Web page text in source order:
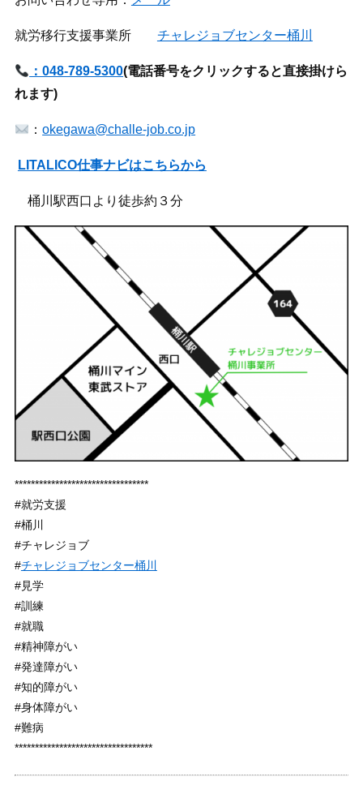
就労移行支援事業所 チャレジョブセンター桶川
：048-789-5300(電話番号をクリックすると直接掛けら
れます)
：okegawa@challe-job.co.jp
LITALICO仕事ナビはこちらから
桶川駅西口より徒歩約３分
*********************************
#就労支援
#桶川
#チャレジョブ
#チャレジョブセンター桶川
#見学
#訓練
#就職
#精神障がい
#発達障がい
#知的障がい
#身体障がい
#難病
**********************************